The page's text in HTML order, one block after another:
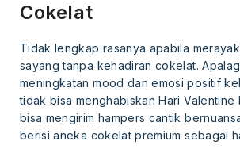
Cokelat
Tidak lengkap rasanya apabila
sayang tanpa kehadiran cokelat.
meningkatan mood dan emosi positif
tidak bisa menghabiskan Hari Valentine
bisa mengirim hampers cantik
berisi aneka cokelat premium sebagai